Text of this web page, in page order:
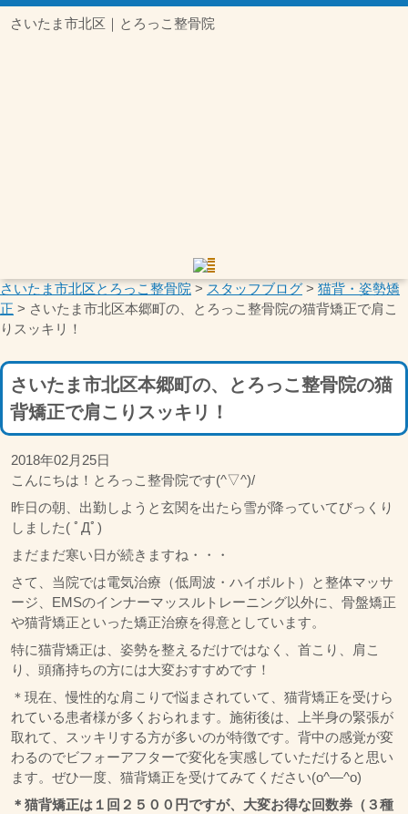
さいたま市北区｜とろっこ整骨院
さいたま市北区とろっこ整骨院 > スタッフブログ> 猫背・姿勢矯
正 > さいたま市北区本郷町の、とろっこ整骨院の猫背矯正で肩こ
りスッキリ！
さいたま市北区本郷町の、とろっこ整骨院の猫
背矯正で肩こりスッキリ！
2018年02月25日
こんにちは！とろっこ整骨院です(^▽^)/
昨日の朝、出勤しようと玄関を出たら雪が降っていてびっくり
しました( ﾟДﾟ)
まだまだ寒い日が続きますね・・・
さて、当院では電気治療（低周波・ハイボルト）と整体マッサ
ージ、EMSのインナーマッスルトレーニング以外に、骨盤矯正
や猫背矯正といった矯正治療を得意としています。
特に猫背矯正は、姿勢を整えるだけではなく、首こり、肩こ
り、頭痛持ちの方には大変おすすめです！
＊現在、慢性的な肩こりで悩まされていて、猫背矯正を受けら
れている患者様が多くおられます。施術後は、上半身の緊張が
取れて、スッキリする方が多いのが特徴です。背中の感覚が変
わるのでビフォーアフターで変化を実感していただけると思い
ます。ぜひ一度、猫背矯正を受けてみてください(o^―^o)
＊猫背矯正は１回２５００円ですが、大変お得な回数券（３種